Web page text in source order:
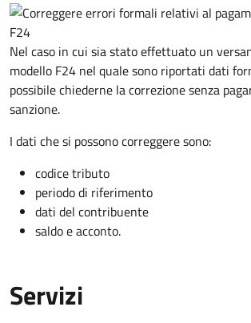
Nel caso in cui sia stato effettuato un
modello F24 nel quale sono riportati dati
possibile chiederne la correzione senza
sanzione.
I dati che si possono correggere sono:
codice tributo
periodo di riferimento
dati del contribuente
saldo e acconto.
Servizi